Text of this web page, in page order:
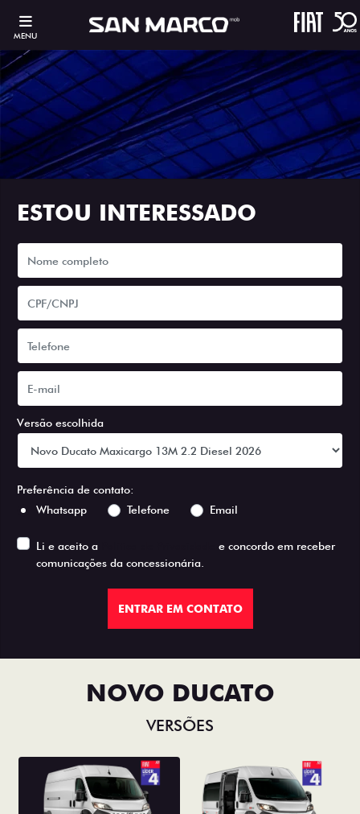
MENU
ESTOU INTERESSADO
Versão escolhida
Preferência de contato:
Whatsapp
Telefone Email
Li e aceito a
e concordo em receber
comunicações da concessionária.
ENTRAR EM CONTATO
NOVO DUCATO
VERSÕES